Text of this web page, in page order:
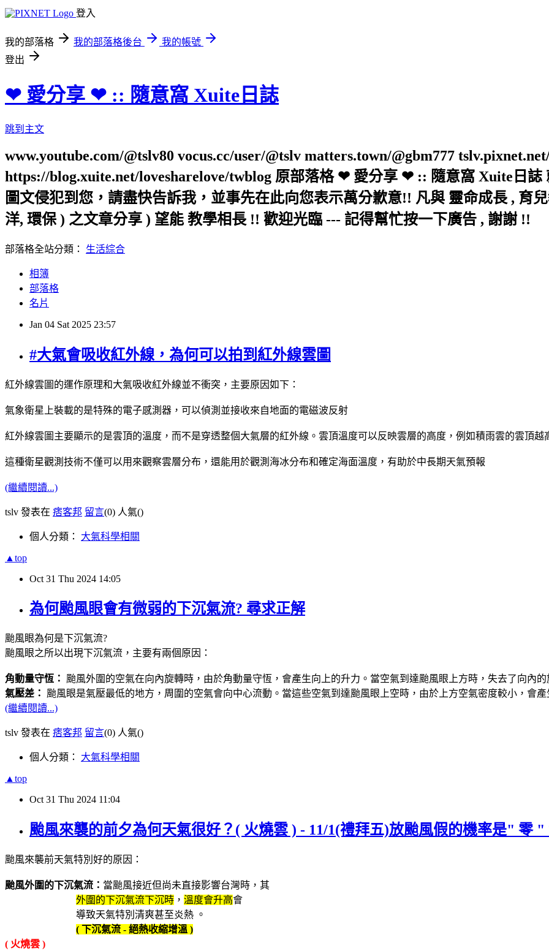
登入
我的部落格 我的部落格後台
我的帳號
登出
❤ 愛分享 ❤ :: 隨意窩 Xuite日誌
跳到主文
www.youtube.com/@tslv80 vocus.cc/user/@tslv matters.town/@gbm777
https://blog.xuite.net/lovesharelove/twblog 原部落格 ❤ 愛分享 ❤ :: 隨意窩 Xuite日
圖文侵犯到您，請盡快告訴我，並事先在此向您表示萬分歉意!! 凡與 靈命成長 , 育
洋, 環保 ) 之文章分享 ) 望能 教學相長 !! 歡迎光臨 --- 記得幫忙按一下廣告 , 謝謝 !!
部落格全站分類： 生活綜合
相簿
部落格
名片
Jan 04 Sat 2025 23:57
#大氣會吸收紅外線，為何可以拍到紅外線雲圖
紅外線雲圖的運作原理和大氣吸收紅外線並不衝突，主要原因如下：
氣象衛星上裝載的是特殊的電子感測器，可以偵測並接收來自地面的電磁波反射
紅外線雲圖主要顯示的是雲頂的溫度，而不是穿透整個大氣層的紅外線。雲頂溫度可以反映雲層的高度，例如積雨雲的雲頂越
這種衛星觀測技術不僅可以用來觀察雲層分布，還能用於觀測海冰分布和確定海面溫度，有助於中長期天氣預報
(繼續閱讀...)
tslv 發表在 痞客邦 留言(0) 人氣()
個人分類： 大氣科學相關
▲top
Oct 31 Thu 2024 14:05
為何颱風眼會有微弱的下沉氣流? 尋求正解
颱風眼為何是下沉氣流?
颱風眼之所以出現下沉氣流，主要有兩個原因：
角動量守恆：
颱風外圍的空氣在向內旋轉時，由於角動量守恆，會產生向上的升力。當空氣到達颱風眼上方時，失去了向內
氣壓差：
颱風眼是氣壓最低的地方，周圍的空氣會向中心流動。當這些空氣到達颱風眼上空時，由於上方空氣密度較小，會
(繼續閱讀...)
tslv 發表在 痞客邦 留言(0) 人氣()
個人分類： 大氣科學相關
▲top
Oct 31 Thu 2024 11:04
颱風來襲的前夕為何天氣很好？( 火燒雲 ) - 11/1(禮拜五)放颱風假的機率是" 零 "
颱風來襲前天氣特別好的原因：
颱風外圍的下沉氣流： 當颱風接近但尚未直接影響台灣時，其
外圍的下沉氣流下沉時 ， 溫度會升高會
導致天氣特別清爽甚至炎熱 。
( 下沉氣流 - 絕熱收縮增溫 )
( 火燒雲 )